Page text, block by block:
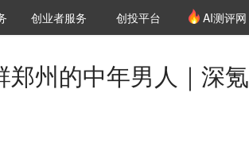
库
介
创投氪堂
创业者服务 创投平台 AI测评网
州的中年男人｜深氪